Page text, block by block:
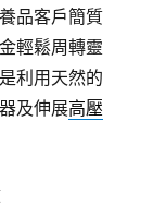
品客戶簡質
輕鬆周轉靈
是利用天然的
及伸展高壓